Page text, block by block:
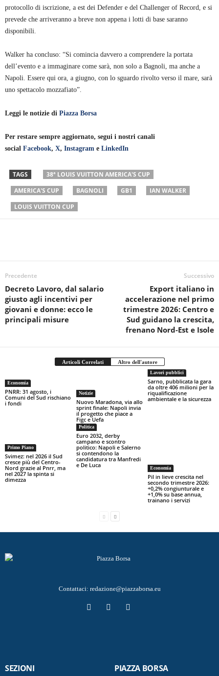
protocollo di iscrizione, a est dei Defender e del Challenger of Record, e si
prevede che arriveranno a breve non appena i lotti di base saranno
disponibili.
Walker ha concluso: “Si comincia davvero a comprendere la portata
dell’evento e a immaginare come sarà, non solo a Bagnoli, ma anche a
Napoli. Essere qui ora, a giugno, con lo sguardo rivolto verso il mare, sarà
uno spettacolo mozzafiato”.
Leggi le notizie di Piazza Borsa
Per restare sempre aggiornato, segui i nostri canali
social Facebook, X, Instagram e LinkedIn
TAGS
38ª LOUIS VUITTON AMERICA'S CUP
AMERICA'S CUP
BAGNOLI GB1
IAN WALKER
LOUIS VUITTON CUP
Precedente
Decreto Lavoro, dal salario
giusto agli incentivi per
giovani e donne: ecco le
principali misure
Successivo
Export italiano in
accelerazione nel primo
trimestre 2026: Centro e
Sud guidano la crescita,
frenano Nord‑Est e Isole
Articoli Correlati Altro dell'autore
Economia
PNRR: 31 agosto, i
Comuni del Sud rischiano
i fondi
Notizie
Nuovo Maradona, via allo
sprint finale: Napoli invia
il progetto che piace a
Figc e Uefa
Lavori pubblici
Sarno, pubblicata la gara
da oltre 406 milioni per la
riqualificazione
ambientale e la sicurezza
Primo Piano
Svimez: nel 2026 il Sud
cresce più del Centro-
Nord grazie al Pnrr, ma
nel 2027 la spinta si
dimezza
Politica
Euro 2032, derby
campano e scontro
politico: Napoli e Salerno
si contendono la
candidatura tra Manfredi
e De Luca
Economia
Pil in lieve crescita nel
secondo trimestre 2026:
+0,2% congiunturale e
+1,0% su base annua,
trainano i servizi
Contattaci: redazione@piazzaborsa.eu
SEZIONI PIAZZA BORSA